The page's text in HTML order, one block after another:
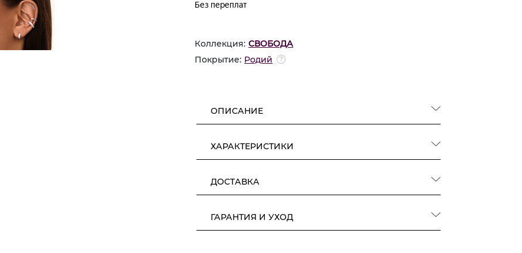
Коллекция: СВОБОДА
Покрытие: Родий
ОПИСАНИЕ
ХАРАКТЕРИСТИКИ
ДОСТАВКА
ГАРАНТИЯ И УХОД